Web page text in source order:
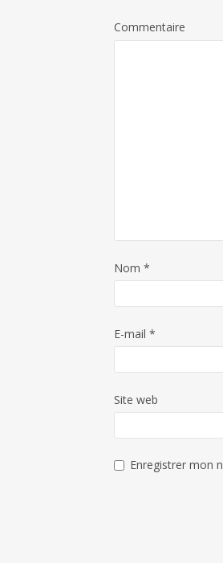
Commentaire
Nom *
E-mail *
Site web
Enregistrer mon